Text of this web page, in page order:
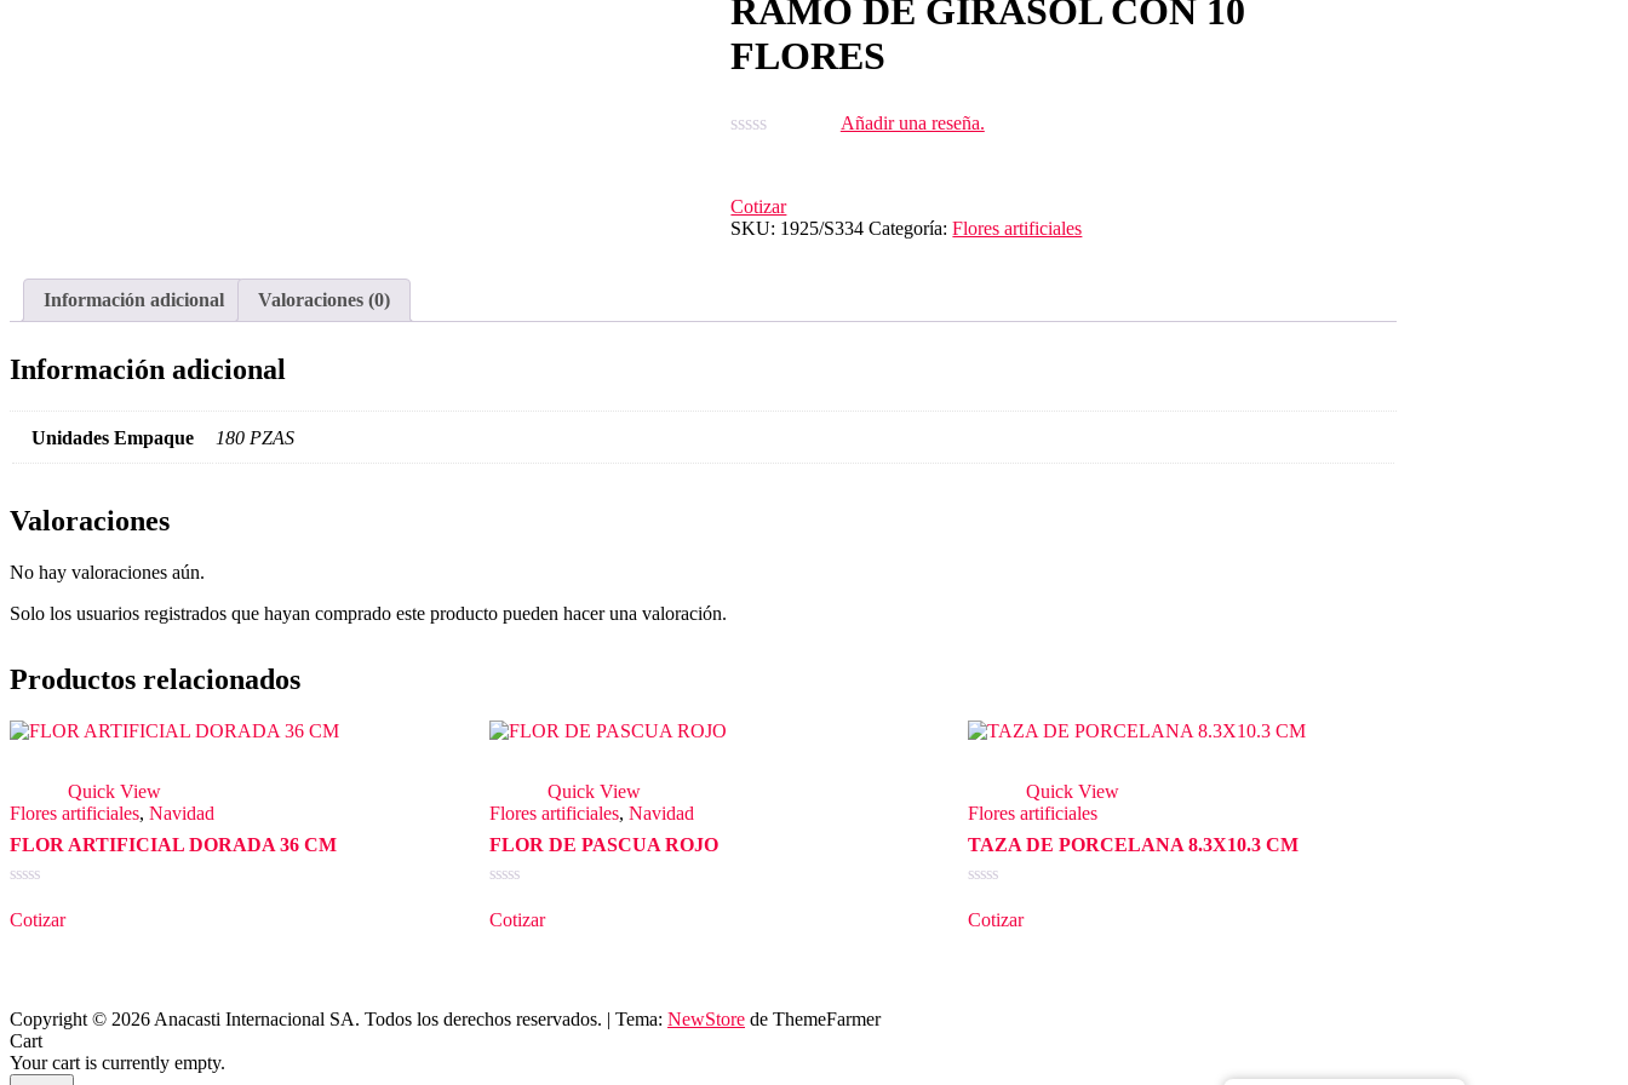
RAMO DE GIRASOL CON 10
FLORES
Añadir una reseña.
Cotizar
SKU: 1925/S334 Categoría:Flores artificiales
Información adicional Valoraciones (0)
Información adicional
Unidades Empaque 180 PZAS
Valoraciones
No hay valoraciones aún.
Solo los usuarios registrados que hayan comprado este producto pueden hacer una valoración.
Productos relacionados
Quick View
Flores artificiales, Navidad
FLOR ARTIFICIAL DORADA 36 CM
en
0
Cotizar
Quick View
Flores artificiales, Navidad
FLOR DE PASCUA ROJO
en
0
Cotizar
Quick View
Flores artificiales
TAZA DE PORCELANA 8.3X10.3 CM
en
0
Cotizar
Copyright © 2026 Anacasti Internacional SA. Todos los derechos reservados. | Tema: NewStore de ThemeFarmer
Cart
Your cart is currently empty.